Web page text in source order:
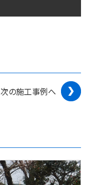
次の施工事例へ